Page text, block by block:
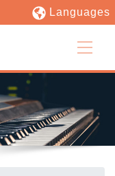
Languages